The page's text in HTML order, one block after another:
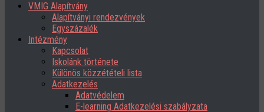
VMIG Alapítvány
Alapítványi rendezvények
Egyszázalék
Intézmény
Kapcsolat
Iskolánk története
Különös közzétételi lista
Adatkezelés
Adatvédelem
E-learning Adatkezelési szabályzata